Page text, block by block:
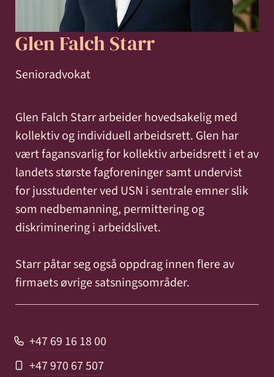
Glen Falch Starr
Senioradvokat
Glen Falch Starr arbeider hovedsakelig med
kollektiv og individuell arbeidsrett. Glen har
vært fagansvarlig for kollektiv arbeidsrett i et av
landets største fagforeninger samt undervist
for jusstudenter ved USN i sentrale emner slik
som nedbemanning, permittering og
diskriminering i arbeidslivet.
Starr påtar seg også oppdrag innen flere av
firmaets øvrige satsningsområder.
+47 69 16 18 00
+47 970 67 507
Entreprise
-
bygg
anlegg
Erstatning
ved
personskade
sykdom
Familie
og
samliv
Forbrukersaker
Konkurs
og
insolvens
Offentlige
anskaffelser
Selskapsrett
Skatt
og
avgift
Strafferett
Transaksjoner
Karriere
og miljø
Ta